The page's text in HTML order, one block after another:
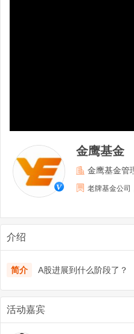
金鹰基金
金鹰基金管
老牌基金公司
介绍
简介 A股进展到什么阶段了？
活动嘉宾